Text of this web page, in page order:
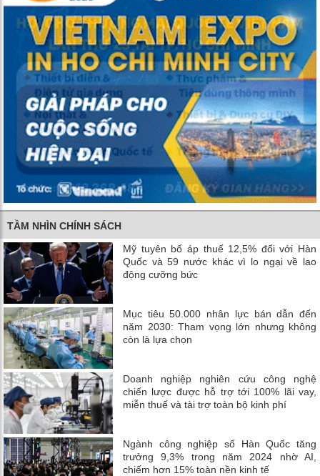
TẦM NHÌN CHÍNH SÁCH
Mỹ tuyên bố áp thuế 12,5% đối với Hàn
Quốc và 59 nước khác vì lo ngại về lao
động cưỡng bức
Mục tiêu 50.000 nhân lực bán dẫn đến
năm 2030: Tham vọng lớn nhưng không
còn là lựa chọn
Doanh nghiệp nghiên cứu công nghệ
chiến lược được hỗ trợ tới 100% lãi vay,
miễn thuế và tài trợ toàn bộ kinh phí
Ngành công nghiệp số Hàn Quốc tăng
trưởng 9,3% trong năm 2024 nhờ AI,
chiếm hơn 15% toàn nền kinh tế